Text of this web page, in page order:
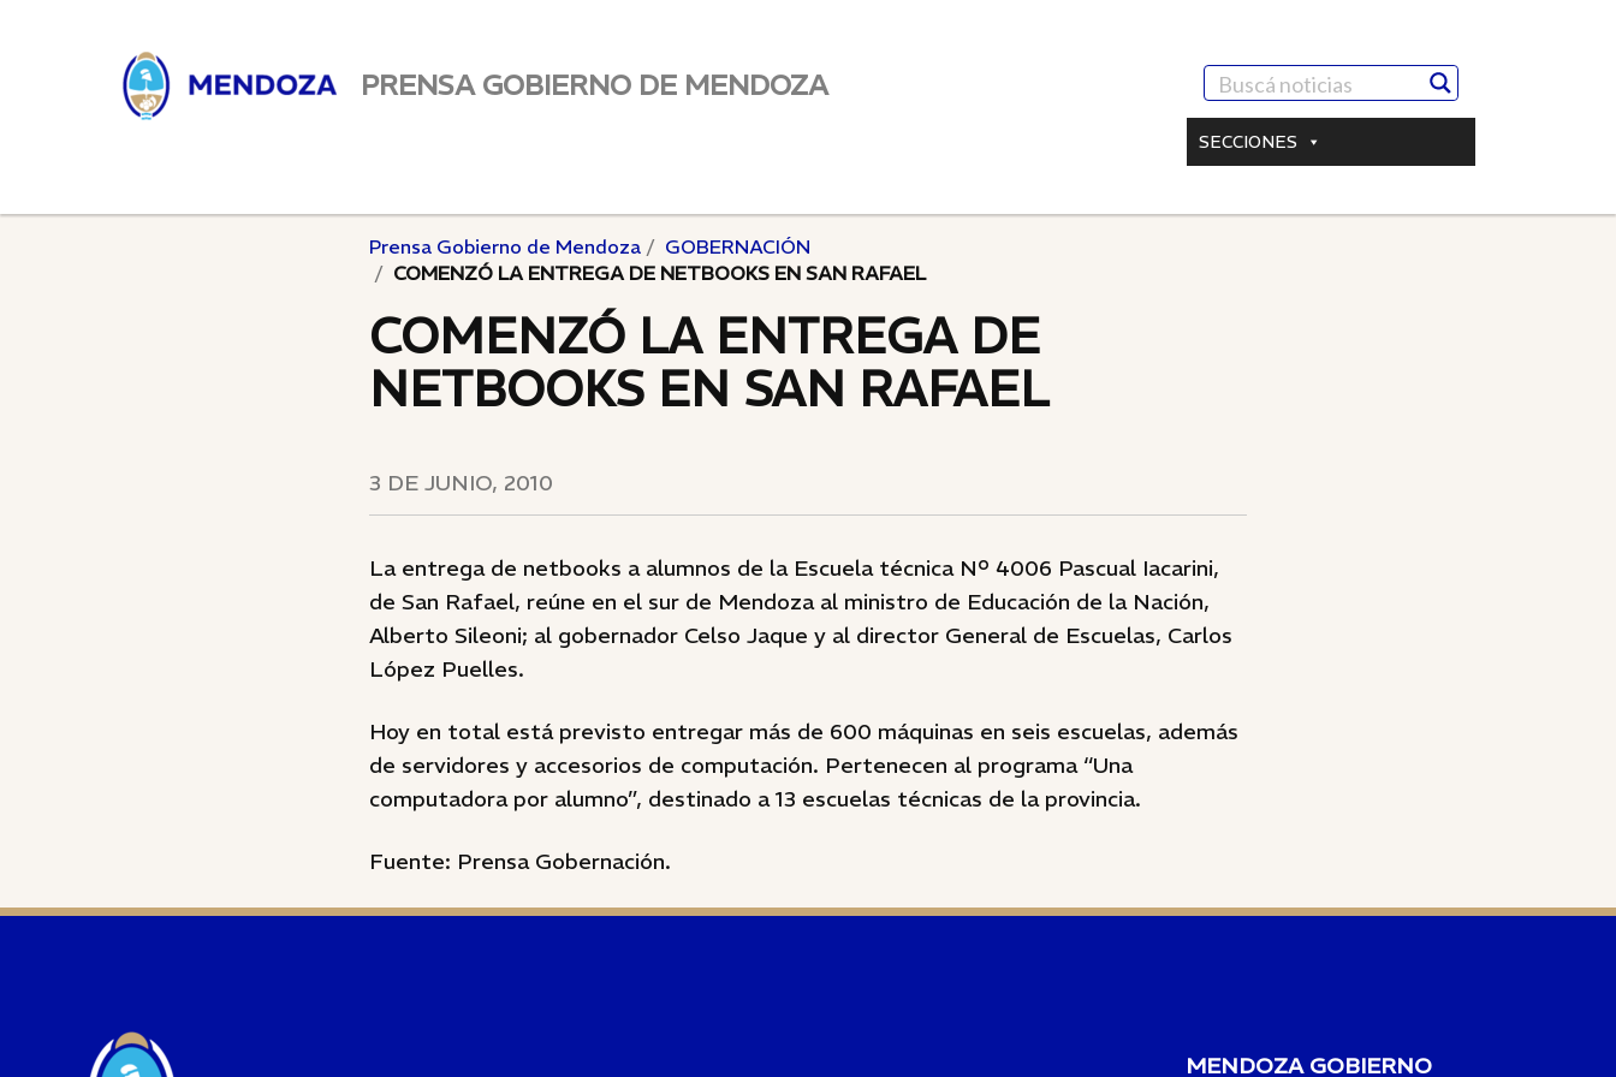
PRENSA GOBIERNO DE MENDOZA
SECCIONES
Prensa Gobierno de Mendoza
GOBERNACIÓN
COMENZÓ LA ENTREGA DE NETBOOKS EN SAN RAFAEL
COMENZÓ LA ENTREGA DE
NETBOOKS EN SAN RAFAEL
3 DE JUNIO, 2010
La entrega de netbooks a alumnos de la Escuela técnica Nº 4006 Pascual Iacarini,
de San Rafael, reúne en el sur de Mendoza al ministro de Educación de la Nación,
Alberto Sileoni; al gobernador Celso Jaque y al director General de Escuelas, Carlos
López Puelles.
Hoy en total está previsto entregar más de 600 máquinas en seis escuelas, además
de servidores y accesorios de computación. Pertenecen al programa “Una
computadora por alumno”, destinado a 13 escuelas técnicas de la provincia.
Fuente: Prensa Gobernación.
MENDOZA GOBIERNO